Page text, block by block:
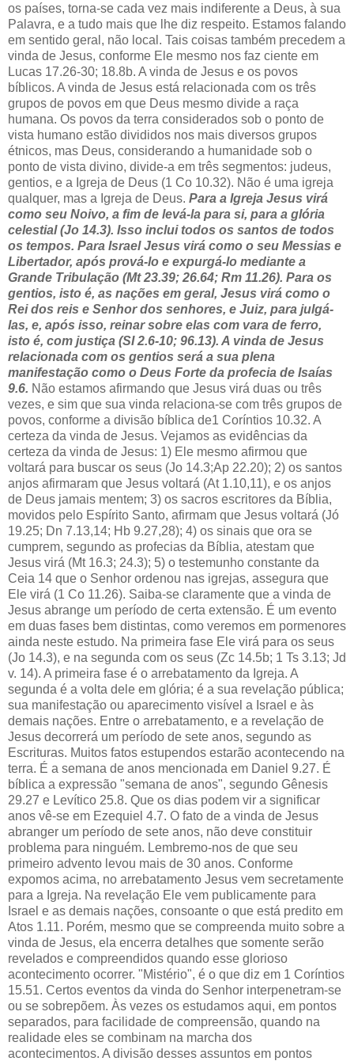
os países, torna-se cada vez mais indiferente a Deus, à sua
Palavra, e a tudo mais que lhe diz respeito. Estamos falando
em sentido geral, não local. Tais coisas também precedem a
vinda de Jesus, conforme Ele mesmo nos faz ciente em
Lucas 17.26-30; 18.8b. A vinda de Jesus e os povos
bíblicos. A vinda de Jesus está relacionada com os três
grupos de povos em que Deus mesmo divide a raça
humana. Os povos da terra considerados sob o ponto de
vista humano estão divididos nos mais diversos grupos
étnicos, mas Deus, considerando a humanidade sob o
ponto de vista divino, divide-a em três segmentos: judeus,
gentios, e a Igreja de Deus (1 Co 10.32). Não é uma igreja
qualquer, mas a Igreja de Deus. Para a Igreja Jesus virá
como seu Noivo, a fim de levá-la para si, para a glória
celestial (Jo 14.3). Isso inclui todos os santos de todos
os tempos. Para Israel Jesus virá como o seu Messias e
Libertador, após prová-lo e expurgá-lo mediante a
Grande Tribulação (Mt 23.39; 26.64; Rm 11.26). Para os
gentios, isto é, as nações em geral, Jesus virá como o
Rei dos reis e Senhor dos senhores, e Juiz, para julgá-
las, e, após isso, reinar sobre elas com vara de ferro,
isto é, com justiça (SI 2.6-10; 96.13). A vinda de Jesus
relacionada com os gentios será a sua plena
manifestação como o Deus Forte da profecia de Isaías
9.6. Não estamos afirmando que Jesus virá duas ou três
vezes, e sim que sua vinda relaciona-se com três grupos de
povos, conforme a divisão bíblica de1 Coríntios 10.32. A
certeza da vinda de Jesus. Vejamos as evidências da
certeza da vinda de Jesus: 1) Ele mesmo afirmou que
voltará para buscar os seus (Jo 14.3;Ap 22.20); 2) os santos
anjos afirmaram que Jesus voltará (At 1.10,11), e os anjos
de Deus jamais mentem; 3) os sacros escritores da Bíblia,
movidos pelo Espírito Santo, afirmam que Jesus voltará (Jó
19.25; Dn 7.13,14; Hb 9.27,28); 4) os sinais que ora se
cumprem, segundo as profecias da Bíblia, atestam que
Jesus virá (Mt 16.3; 24.3); 5) o testemunho constante da
Ceia 14 que o Senhor ordenou nas igrejas, assegura que
Ele virá (1 Co 11.26). Saiba-se claramente que a vinda de
Jesus abrange um período de certa extensão. É um evento
em duas fases bem distintas, como veremos em pormenores
ainda neste estudo. Na primeira fase Ele virá para os seus
(Jo 14.3), e na segunda com os seus (Zc 14.5b; 1 Ts 3.13; Jd
v. 14). A primeira fase é o arrebatamento da Igreja. A
segunda é a volta dele em glória; é a sua revelação pública;
sua manifestação ou aparecimento visível a Israel e às
demais nações. Entre o arrebatamento, e a revelação de
Jesus decorrerá um período de sete anos, segundo as
Escrituras. Muitos fatos estupendos estarão acontecendo na
terra. É a semana de anos mencionada em Daniel 9.27. É
bíblica a expressão "semana de anos", segundo Gênesis
29.27 e Levítico 25.8. Que os dias podem vir a significar
anos vê-se em Ezequiel 4.7. O fato de a vinda de Jesus
abranger um período de sete anos, não deve constituir
problema para ninguém. Lembremo-nos de que seu
primeiro advento levou mais de 30 anos. Conforme
expomos acima, no arrebatamento Jesus vem secretamente
para a Igreja. Na revelação Ele vem publicamente para
Israel e as demais nações, consoante o que está predito em
Atos 1.11. Porém, mesmo que se compreenda muito sobre a
vinda de Jesus, ela encerra detalhes que somente serão
revelados e compreendidos quando esse glorioso
acontecimento ocorrer. "Mistério", é o que diz em 1 Coríntios
15.51. Certos eventos da vinda do Senhor interpenetram-se
ou se sobrepõem. Às vezes os estudamos aqui, em pontos
separados, para facilidade de compreensão, quando na
realidade eles se combinam na marcha dos
acontecimentos. A divisão desses assuntos em pontos